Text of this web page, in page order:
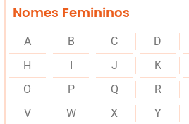
Nomes Femininos
A B C D
H
I J K
O
P Q R
V
W X Y